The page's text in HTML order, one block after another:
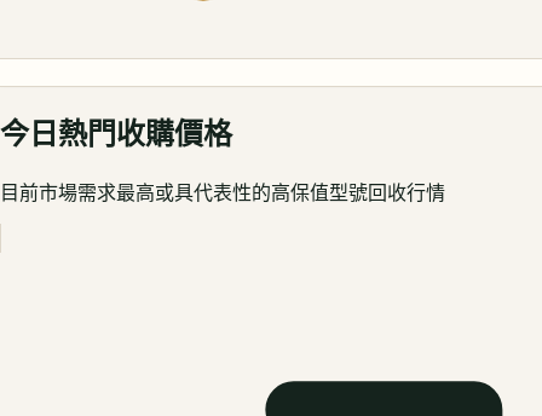
今日熱門收購價格
目前市場需求最高或具代表性的高保值型號回收行情